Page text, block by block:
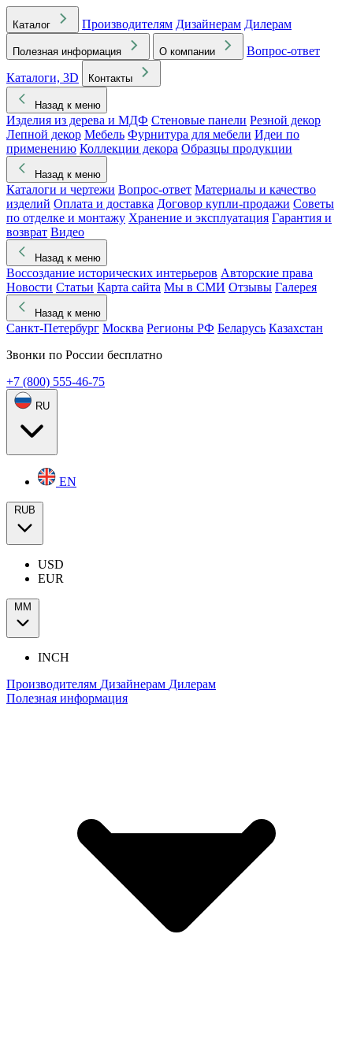
Каталог Производителям Дизайнерам Дилерам
Полезная информация О компании
Вопрос-ответ
Каталоги, 3D
Контакты
Назад к меню
Изделия из дерева и МДФ Стеновые панели Резной декор
Лепной декор Мебель Фурнитура для мебели Идеи по
применению Коллекции декора Образцы продукции
Назад к меню
Каталоги и чертежи Вопрос-ответ Материалы и качество
изделий Оплата и доставка Договор купли-продажи Советы
по отделке и монтажу Хранение и эксплуатация Гарантия и
возврат Видео
Назад к меню
Воссоздание исторических интерьеров Авторские права
Новости Статьи Карта сайта Мы в СМИ Отзывы Галерея
Назад к меню
Санкт-Петербург Москва Регионы РФ Беларусь Казахстан
Звонки по России бесплатно
+7 (800) 555-46-75
RU
EN
RUB
USD
EUR
ММ
INCH
Производителям Дизайнерам Дилерам
Полезная информация